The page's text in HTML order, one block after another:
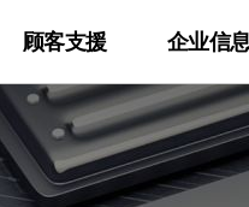
装基板
Substrate
顾客支援
认证书
环境/安全/品质
企业信
IR
业绩公布 财务信息
新闻
主页
地球环境
环境战略
员工与
员工